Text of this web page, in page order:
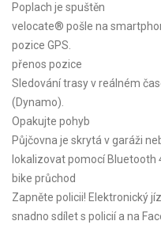
Poplach je spuštěn
velocate® pošle na
pozice GPS.
přenos pozice
Sledování trasy v reálném
(Dynamo).
Opakujte pohyb
Půjčovna je skrytá v garáži
lokalizovat pomocí Bluetooth
bike průchod
Zapněte policii! Elektronický
snadno sdílet s policií a na